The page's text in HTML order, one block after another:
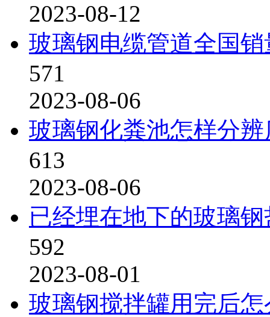
2023-08-12
玻璃钢电缆管道全国
571
2023-08-06
玻璃钢化粪池怎样分
613
2023-08-06
已经埋在地下的玻璃
592
2023-08-01
玻璃钢搅拌罐用完后